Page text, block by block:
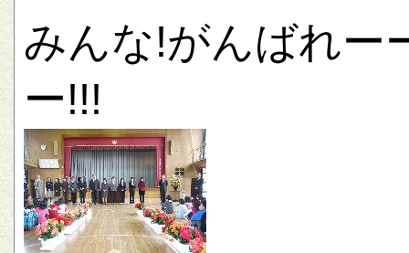
みんな!がんばれー
ー!!!